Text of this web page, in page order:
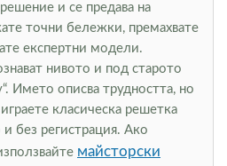
и се предава на
точни бележки, премахвате
експертни модели.
нивото и под старото
Името описва трудността, но
класическа решетка
без регистрация. Ако
майсторски